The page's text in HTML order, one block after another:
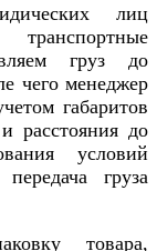
лиц
груз до
чего менеджер
габаритов
расстояния до
условий
груза
товара,